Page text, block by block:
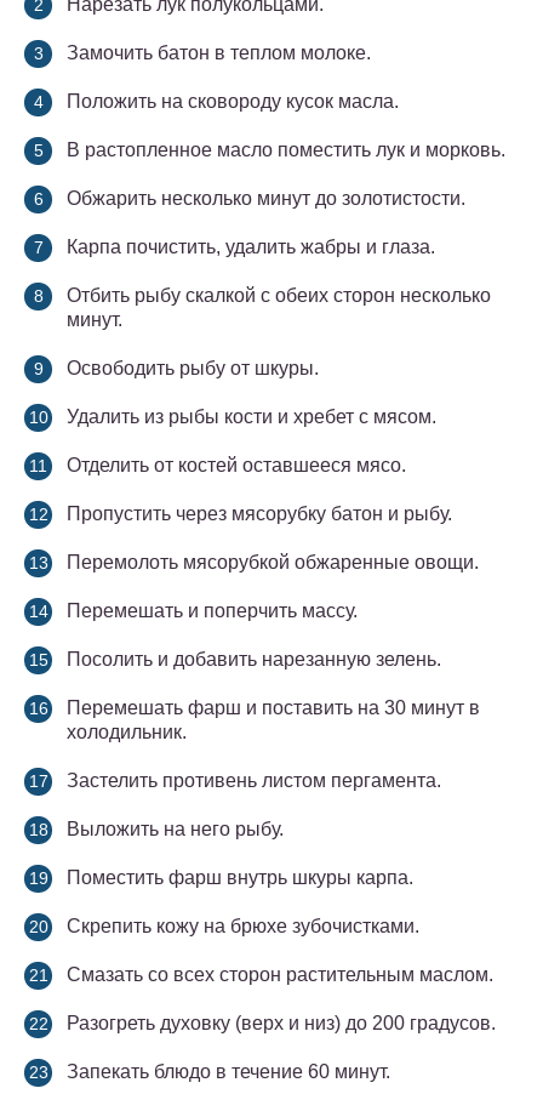
Замочить батон в теплом молоке.
Положить на сковороду кусок масла.
В растопленное масло поместить лук и морковь.
Обжарить несколько минут до золотистости.
Карпа почистить, удалить жабры и глаза.
Отбить рыбу скалкой с обеих сторон несколько
минут.
Освободить рыбу от шкуры.
Удалить из рыбы кости и хребет с мясом.
Отделить от костей оставшееся мясо.
Пропустить через мясорубку батон и рыбу.
Перемолоть мясорубкой обжаренные овощи.
Перемешать и поперчить массу.
Посолить и добавить нарезанную зелень.
Перемешать фарш и поставить на 30 минут в
холодильник.
Застелить противень листом пергамента.
Выложить на него рыбу.
Поместить фарш внутрь шкуры карпа.
Скрепить кожу на брюхе зубочистками.
Смазать со всех сторон растительным маслом.
Разогреть духовку (верх и низ) до 200 градусов.
Запекать блюдо в течение 60 минут.